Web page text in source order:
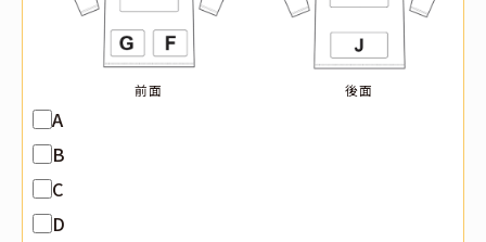
前面 後面
A
B
C
D